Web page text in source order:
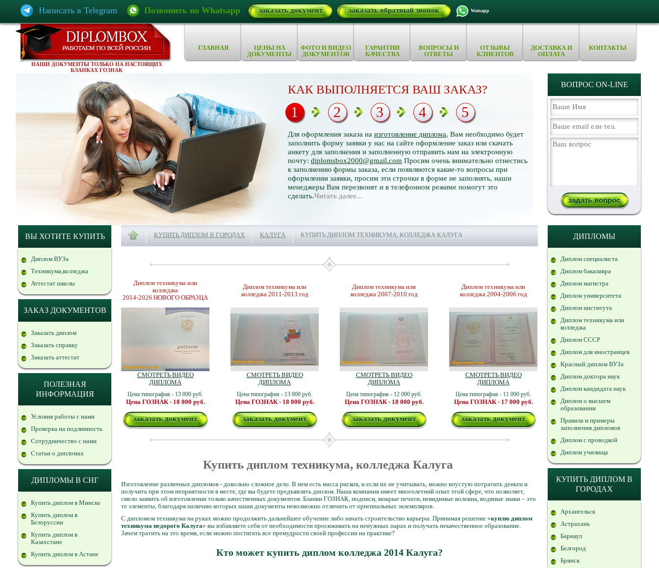
Написать в Telegram Позвонить по Whatsapp заказать документ заказать обратный звонок Watsapp
НАШИ ДОКУМЕНТЫ ТОЛЬКО НА НАСТОЯЩИХ
БЛАНКАХ ГОЗНАК
ГЛАВНАЯ
ЦЕНЫ НА
ДОКУМЕНТЫ
ФОТО И ВИДЕО
ДОКУМЕНТОВ
ГАРАНТИИ
КАЧЕСТВА
ВОПРОСЫ И
ОТВЕТЫ
ОТЗЫВЫ
КЛИЕНТОВ
ДОСТАВКА И
ОПЛАТА
КОНТАКТЫ
КАК ВЫПОЛНЯЕТСЯ ВАШ ЗАКАЗ?
Для оформления заказа на изготовление диплома, Вам необходимо будет
заполнить форму заявки у нас на сайте оформление заказ или скачать
анкету для заполнения и заполненную отправить нам на электронную
почту: diplomsbox2000@gmail.com Просим очень внимательно отнестись
к заполнению формы заказа, если появляются какие-то вопросы при
оформлении заявки, просим эти строчки в форме не заполнять, наши
менеджеры Вам перезвонят и в телефонном режиме помогут это
сделать.Читать далее...
1 2 3 4 5
ВОПРОС ON-LINE
ВЫ ХОТИТЕ КУПИТЬ
Диплом ВУЗа
Техникума,колледжа
Аттестат школы
ЗАКАЗ ДОКУМЕНТОВ
Заказать диплом
Заказать справку
Заказать аттестат
ПОЛЕЗНАЯ
ИНФОРМАЦИЯ
Условия работы с нами
Проверка на подлинность
Сотрудничество с нами
Статьи о дипломах
ДИПЛОМЫ В СНГ
Купить диплом в Минске
Купить диплом в
Белоруссии
Купить диплом в
Казахстане
Купить диплом в Астане
КУПИТЬ ДИПЛОМ В ГОРОДАХ КАЛУГА КУПИТЬ ДИПЛОМ ТЕХНИКУМА, КОЛЛЕДЖА КАЛУГА
Диплом техникума или
колледжа
2014-2026 НОВОГО ОБРАЗЦА
СМОТРЕТЬ ВИДЕО
ДИПЛОМА
Цена типография - 13 000 руб.
Цена ГОЗНАК - 18 000 руб.
заказать документ
Диплом техникума или
колледжа 2011-2013 год
СМОТРЕТЬ ВИДЕО
ДИПЛОМА
Цена типография - 13 000 руб.
Цена ГОЗНАК - 18 000 руб.
заказать документ
Диплом техникума или
колледжа 2007-2010 год
СМОТРЕТЬ ВИДЕО
ДИПЛОМА
Цена типография - 12 000 руб.
Цена ГОЗНАК - 18 000 руб.
заказать документ
Диплом техникума или
колледжа 2004-2006 год
СМОТРЕТЬ ВИДЕО
ДИПЛОМА
Цена типография - 11 000 руб.
Цена ГОЗНАК - 17 000 руб.
заказать документ
Купить диплом техникума, колледжа Калуга
Изготовление различных дипломов - довольно сложное дело. В нем есть масса рисков, и если их не учитывать, можно впустую потратить деньги и
получить при этом неприятности в месте, где вы будете предъявлять диплом. Наша компания имеет многолетний опыт этой сфере, что позволяет,
смело заявить об изготовлении только качественных документов. Бланки ГОЗНАК, подписи, мокрые печати, невидимые волокна, водяные знаки – это
те элементы, благодаря наличию которых наши документы невозможно отличить от оригинальных экземпляров.
С дипломом техникума на руках можно продолжить дальнейшее обучение либо начать строительство карьеры. Принимая решение «куплю диплом
техникума недорого Калуга» вы избавляете себя от необходимости просиживать на ненужных парах и получать некачественное образование.
Зачем тратить на это время, если можно постигать все премудрости своей профессии на практике?
Кто может купить диплом колледжа 2014 Калуга?
ДИПЛОМЫ
Диплом специалиста
Диплом бакалавра
Диплом магистра
Диплом университета
Диплом института
Диплом техникума или
колледжа
Диплом СССР
Диплом для иностранцев
Красный диплом ВУЗа
Диплом доктора наук
Диплом кандидата наук
Диплом о высшем
образовании
Правила и примеры
заполнения дипломов
Диплом с проводкой
Диплом училища
КУПИТЬ ДИПЛОМ В
ГОРОДАХ
Архангельск
Астрахань
Барнаул
Белгород
Брянск